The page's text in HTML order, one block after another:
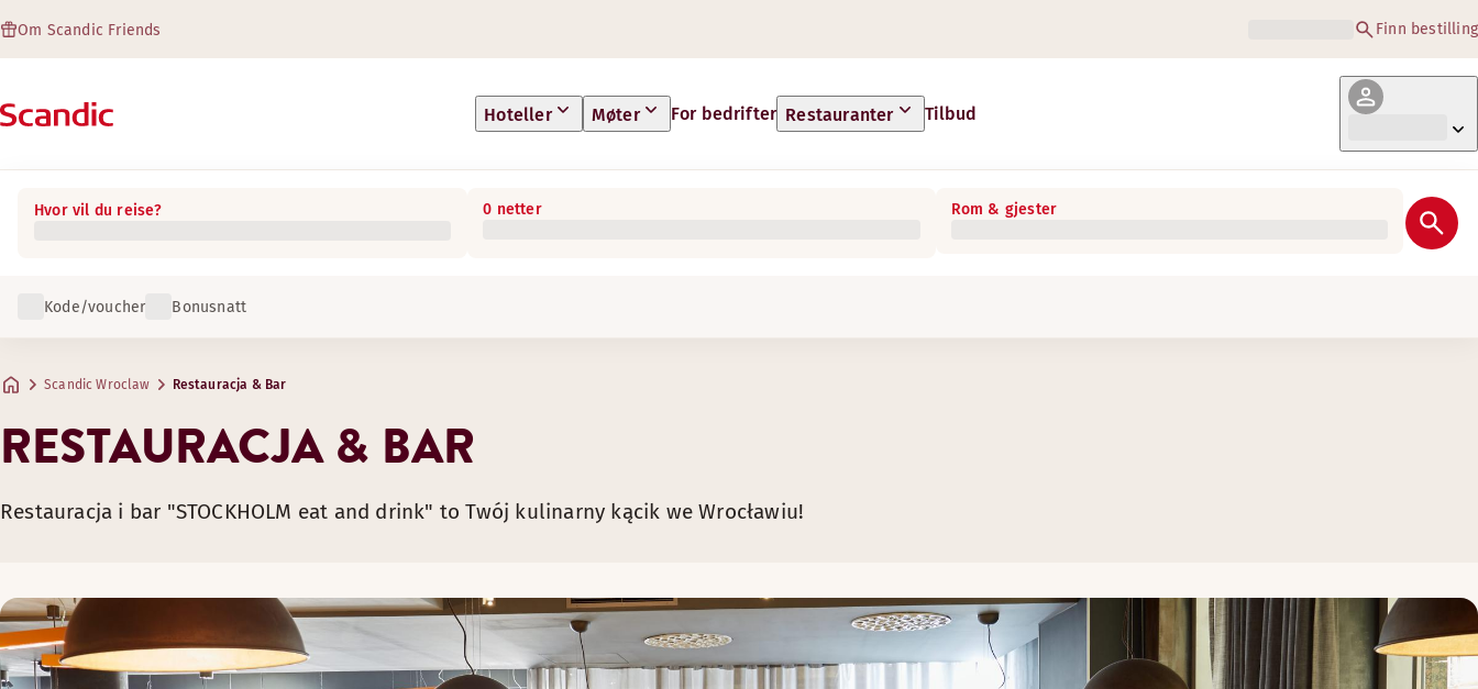
Om Scandic Friends Finn bestilling
Hoteller Møter For bedrifter Restauranter Tilbud
Hvor vil du reise? 0 netter Rom & gjester
Kode/voucher Bonusnatt
Scandic Wroclaw Restauracja & Bar
RESTAURACJA & BAR
Restauracja i bar "STOCKHOLM eat and drink" to Twój kulinarny kącik we Wrocławiu!